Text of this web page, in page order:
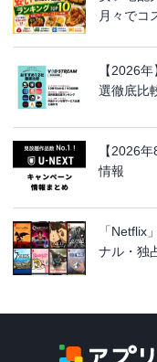
月々でコ
【2026
選徹底比
【2026
情報
「Netflix
ナル・独